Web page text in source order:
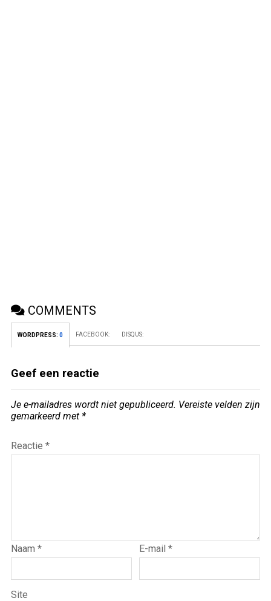
COMMENTS
WORDPRESS: 0 FACEBOOK: DISQUS:
Geef een reactie
Je e-mailadres wordt niet gepubliceerd. Vereiste velden zijn
gemarkeerd met *
Reactie *
Naam * E-mail*
Site